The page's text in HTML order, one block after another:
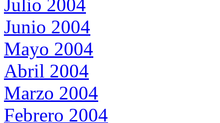
Julio 2004
Junio 2004
Mayo 2004
Abril 2004
Marzo 2004
Febrero 2004